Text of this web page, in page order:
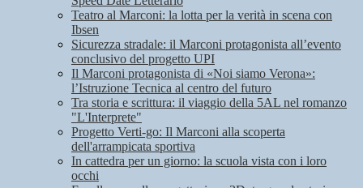
Teatro al Marconi: la lotta per la verità in scena con
Ibsen
Sicurezza stradale: il Marconi protagonista all’evento
conclusivo del progetto UPI
Il Marconi protagonista di «Noi siamo Verona»:
l’Istruzione Tecnica al centro del futuro
Tra storia e scrittura: il viaggio della 5AL nel romanzo
"L'Interprete"
Progetto Verti-go: Il Marconi alla scoperta
dell'arrampicata sportiva
In cattedra per un giorno: la scuola vista con i loro
occhi